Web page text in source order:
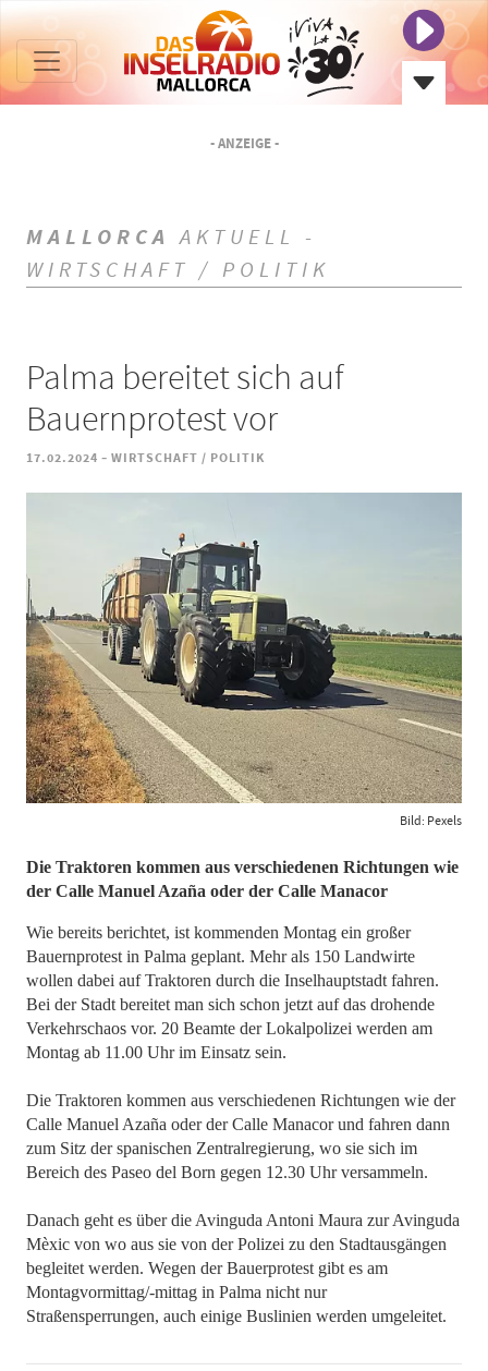
- ANZEIGE -
MALLORCA AKTUELL -
WIRTSCHAFT / POLITIK
Palma bereitet sich auf
Bauernprotest vor
17.02.2024 - WIRTSCHAFT / POLITIK
Bild: Pexels
Die Traktoren kommen aus verschiedenen Richtungen wie
der Calle Manuel Azaña oder der Calle Manacor
Wie bereits berichtet, ist kommenden Montag ein großer
Bauernprotest in Palma geplant. Mehr als 150 Landwirte
wollen dabei auf Traktoren durch die Inselhauptstadt fahren.
Bei der Stadt bereitet man sich schon jetzt auf das drohende
Verkehrschaos vor. 20 Beamte der Lokalpolizei werden am
Montag ab 11.00 Uhr im Einsatz sein.
Die Traktoren kommen aus verschiedenen Richtungen wie der
Calle Manuel Azaña oder der Calle Manacor und fahren dann
zum Sitz der spanischen Zentralregierung, wo sie sich im
Bereich des Paseo del Born gegen 12.30 Uhr versammeln.
Danach geht es über die Avinguda Antoni Maura zur Avinguda
Mèxic von wo aus sie von der Polizei zu den Stadtausgängen
begleitet werden. Wegen der Bauerprotest gibt es am
Montagvormittag/-mittag in Palma nicht nur
Straßensperrungen, auch einige Buslinien werden umgeleitet.